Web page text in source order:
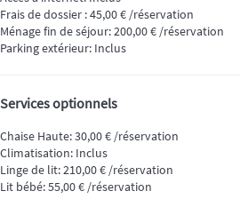
Frais de dossier : 45,00 € /réservation
Ménage fin de séjour: 200,00 € /réservation
Parking extérieur: Inclus
Services optionnels
Chaise Haute: 30,00 € /réservation
Climatisation: Inclus
Linge de lit: 210,00 € /réservation
Lit bébé: 55,00 € /réservation